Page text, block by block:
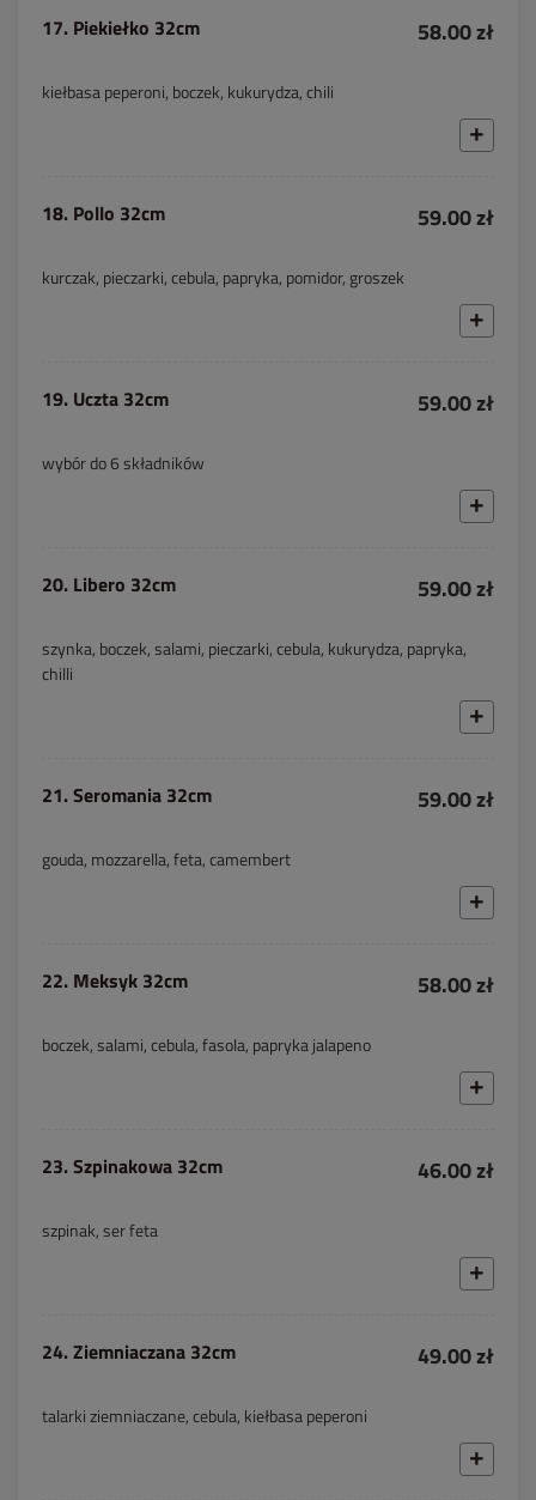
17. Piekiełko 32cm 58.00 zł
kiełbasa peperoni, boczek, kukurydza, chili
18. Pollo 32cm 59.00 zł
kurczak, pieczarki, cebula, papryka, pomidor, groszek
19. Uczta 32cm 59.00 zł
wybór do 6 składników
20. Libero 32cm 59.00 zł
szynka, boczek, salami, pieczarki, cebula, kukurydza, papryka,
chilli
21. Seromania 32cm 59.00 zł
gouda, mozzarella, feta, camembert
22. Meksyk 32cm 58.00 zł
boczek, salami, cebula, fasola, papryka jalapeno
23. Szpinakowa 32cm 46.00 zł
szpinak, ser feta
24. Ziemniaczana 32cm 49.00 zł
talarki ziemniaczane, cebula, kiełbasa peperoni